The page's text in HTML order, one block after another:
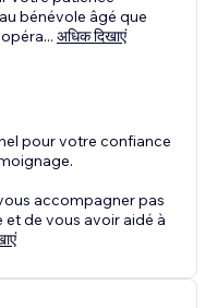
bénévole âgé que
... अधिक दिखाएं
pour votre confiance
accompagner pas
de vous avoir aidé à